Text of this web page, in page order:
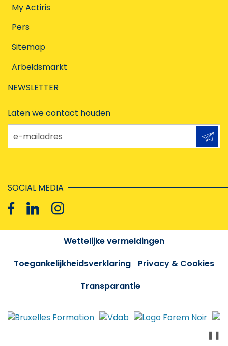
My Actiris
Pers
Sitemap
Arbeidsmarkt
NEWSLETTER
Laten we contact houden
e-mailadres
SOCIAL MEDIA
Wettelijke vermeldingen
Toegankelijkheidsverklaring
Privacy & Cookies
Transparantie
❚❚